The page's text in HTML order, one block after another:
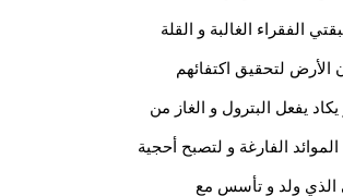
الفقراء الغالبة و القلة
لتحقيق اكتفائهم
يفعل البترول و الغاز من
الفارغة و لتصبح أحجية
الذي ولد و تأسس مع